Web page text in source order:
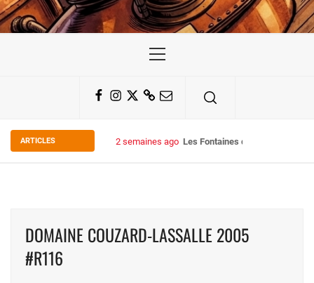
Menu
Facebook
Instagram
TwitterSubstack
Email
ARTICLES 2 semaines ago Les Fontaines du Chais 27
DOMAINE COUZARD-LASSALLE 2005
#R116